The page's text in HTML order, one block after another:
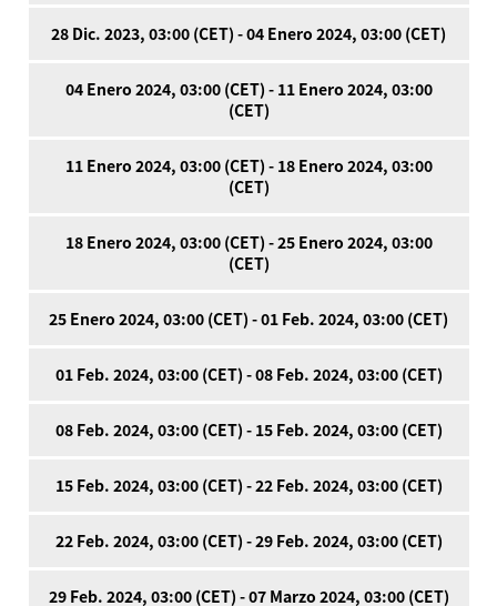
28 Dic. 2023, 03:00 (CET) - 04 Enero 2024, 03:00 (CET)
04 Enero 2024, 03:00 (CET) - 11 Enero 2024, 03:00
(CET)
11 Enero 2024, 03:00 (CET) - 18 Enero 2024, 03:00
(CET)
18 Enero 2024, 03:00 (CET) - 25 Enero 2024, 03:00
(CET)
25 Enero 2024, 03:00 (CET) - 01 Feb. 2024, 03:00 (CET)
01 Feb. 2024, 03:00 (CET) - 08 Feb. 2024, 03:00 (CET)
08 Feb. 2024, 03:00 (CET) - 15 Feb. 2024, 03:00 (CET)
15 Feb. 2024, 03:00 (CET) - 22 Feb. 2024, 03:00 (CET)
22 Feb. 2024, 03:00 (CET) - 29 Feb. 2024, 03:00 (CET)
29 Feb. 2024, 03:00 (CET) - 07 Marzo 2024, 03:00 (CET)